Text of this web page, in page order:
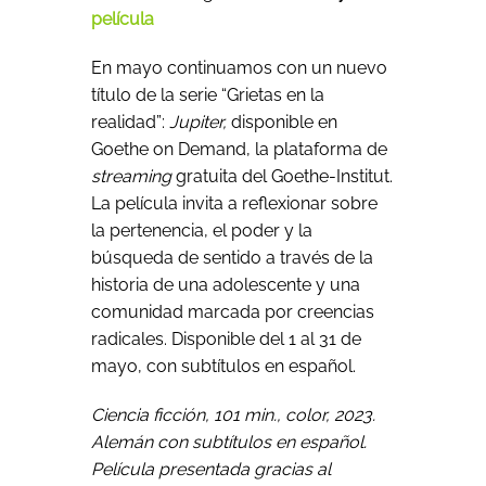
película
En mayo continuamos con un nuevo
título de la serie “Grietas en la
realidad”: Jupiter, disponible en
Goethe on Demand, la plataforma de
streaminggratuita del Goethe-Institut.
La película invita a reflexionar sobre
la pertenencia, el poder y la
búsqueda de sentido a través de la
historia de una adolescente y una
comunidad marcada por creencias
radicales. Disponible del 1 al 31 de
mayo, con subtítulos en español.
Ciencia ficción, 101 min., color, 2023.
Alemán con subtítulos en español.
Película presentada gracias al